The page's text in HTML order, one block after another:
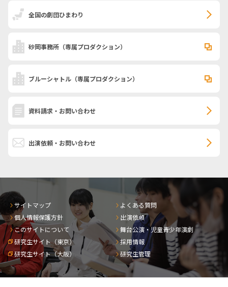
全国の劇団ひまわり
砂岡事務所 （専属プロダクション）
ブルーシャトル （専属プロダクション）
資料請求・お問い合わせ
出演依頼・お問い合わせ
サイトマップ
個人情報保護方針
このサイトについて
研究生サイト（東京）
研究生サイト（大阪）
よくある質問
出演依頼
舞台公演・児童青少年演劇
採用情報
研究生管理